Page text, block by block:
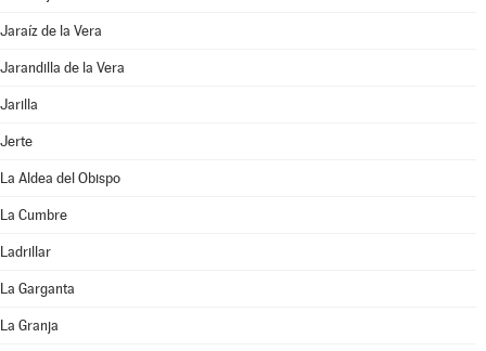
Jaraíz de la Vera
Jarandilla de la Vera
Jarilla
Jerte
La Aldea del Obispo
La Cumbre
Ladrillar
La Garganta
La Granja